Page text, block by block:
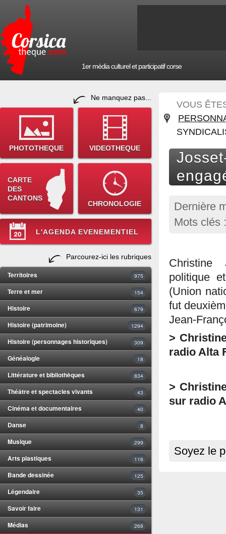
1er média culturel et participatif corse
Ne manquez pas...
PHOTOTHEQUE VIDEOTHEQUE
CARTE
DES
CANTONS
CHRONOLOGIE
L'AGENDA EVENEMENTIEL
Parcourez-ici les rubriques
Territoires 975
Terre et mer 154
Histoire 679
Histoire (patrimoine) 1294
Histoire (personnages historiques) 309
Généalogie 18
Littérature et bibliothèques 834
Théâtre et spectacles vivants 43
Cinéma et documentaires 40
Danse 8
Musique 299
Arts plastiques 116
Bande dessinée 125
Légendaire 35
Savoir faire 131
Médias 268
VOUS
Dernière
Mots clés
Christine
politique
(Union
fut
Jean-
>
radio Alta
>
sur radio
Soyez le